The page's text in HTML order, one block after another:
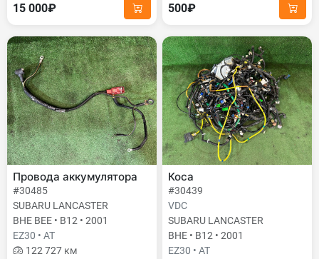
15 000₽ 500₽
Провода аккумулятора
#30485
SUBARU LANCASTER
BHE BEE • B12 • 2001
EZ30 • AT
122 727 км
Коса
#30439
VDC
SUBARU LANCASTER
BHE • B12 • 2001
EZ30 • AT